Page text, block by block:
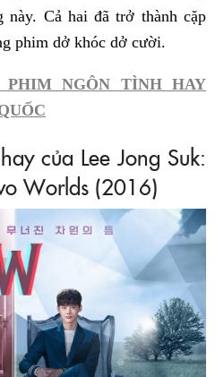
này. Cả hai đã trở thành cặp
phim dở khóc dở cười.
PHIM NGÔN TÌNH HAY
của Lee Jong Suk:
Worlds (2016)